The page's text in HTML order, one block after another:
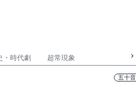
・時代劇 超常現象
五十